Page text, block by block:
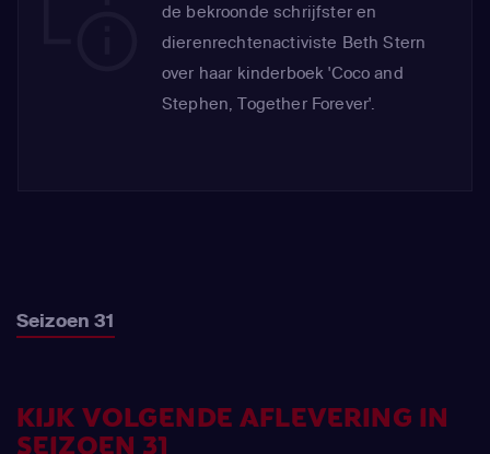
de bekroonde schrijfster en
dierenrechtenactiviste Beth Stern
over haar kinderboek 'Coco and
Stephen, Together Forever'.
Seizoen 31
KIJK VOLGENDE AFLEVERING IN
SEIZOEN 31